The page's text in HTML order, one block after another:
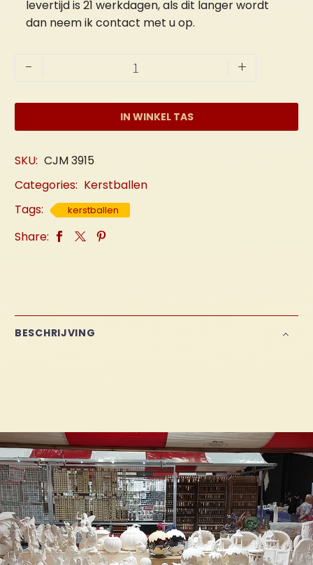
levertijd is 21 werkdagen, als dit langer wordt
dan neem ik contact met u op.
-
Kerstbal
aantal
+
IN WINKEL TAS
SKU: CJM 3915
Categories: Kerstballen
Tags:
kerstballen
Share:
BESCHRIJVING